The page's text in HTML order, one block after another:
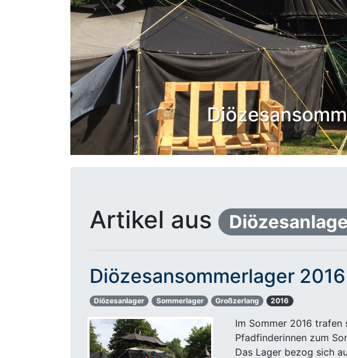
Zurück
Artikel aus
Diözesansommerlager
Diözesanlager Sommerlager Großzerlang 2016
Im Sommer 2016 trafen
Pfadfinderinnen zum
Das Lager bezog sich